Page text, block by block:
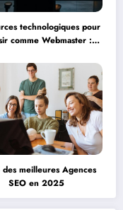
technologiques pour
comme Webmaster :
type expliqués
meilleures Agences
SEO en 2025